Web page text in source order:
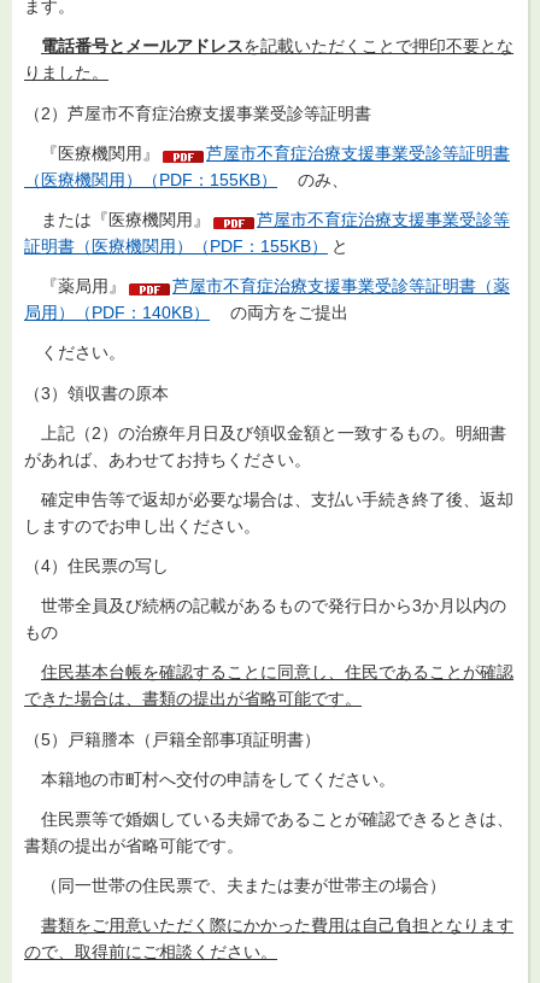
ます。
電話番号とメールアドレスを記載いただくことで押印不要とな
りました。
（2）芦屋市不育症治療支援事業受診等証明書
『医療機関用』
芦屋市不育症治療支援事業受診等証明書
（医療機関用）（PDF：155KB）
のみ、
または『医療機関用』
芦屋市不育症治療支援事業受診等
証明書（医療機関用）（PDF：155KB）
と
『薬局用』
芦屋市不育症治療支援事業受診等証明書（薬
局用）（PDF：140KB）
の両方をご提出
ください。
（3）領収書の原本
上記（2）の治療年月日及び領収金額と一致するもの。明細書
があれば、あわせてお持ちください。
確定申告等で返却が必要な場合は、支払い手続き終了後、返却
しますのでお申し出ください。
（4）住民票の写し
世帯全員及び続柄の記載があるもので発行日から3か月以内の
もの
住民基本台帳を確認することに同意し、住民であることが確認
できた場合は、書類の提出が省略可能です。
（5）戸籍謄本（戸籍全部事項証明書）
本籍地の市町村へ交付の申請をしてください。
住民票等で婚姻している夫婦であることが確認できるときは、
書類の提出が省略可能です。
（同一世帯の住民票で、夫または妻が世帯主の場合）
書類をご用意いただく際にかかった費用は自己負担となります
ので、取得前にご相談ください。